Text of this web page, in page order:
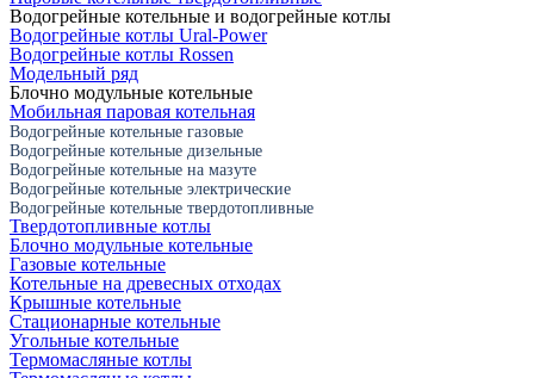
Водогрейные котельные и водогрейные котлы
Водогрейные котлы Ural-Power
Водогрейные котлы Rossen
Модельный ряд
Блочно модульные котельные
Мобильная паровая котельная
Водогрейные котельные газовые
Водогрейные котельные дизельные
Водогрейные котельные на мазуте
Водогрейные котельные электрические
Водогрейные котельные твердотопливные
Твердотопливные котлы
Блочно модульные котельные
Газовые котельные
Котельные на древесных отходах
Крышные котельные
Стационарные котельные
Угольные котельные
Термомасляные котлы